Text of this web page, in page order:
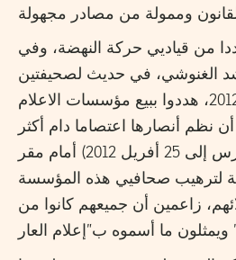
من قياديي حركة النهضة، وفي
الغنوشي، في حديث لصحيفتين
خليجيتين في أفريل 2012، هددوا ببيع مؤسسات الاعلام
نظم أنصارها اعتصاما دام أكثر
من 50 يوما (5 مارس إلى 25 أفريل 2012) أمام مقر
لترهيب صحافيي هذه المؤسسة
زاعمين أن جميعهم كانوا من